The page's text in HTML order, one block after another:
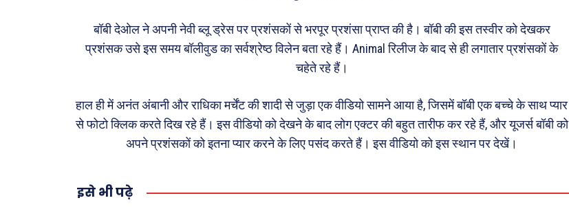
Tech
Laptops
स्वास्थ्य
क़ायदे क़ानून जानकारी
कैरियर और शिक्षा
बॉबी देओल ने अपनी नेवी ब्लू ड्रेस पर प्रशंसकों से भरपूर प्रशंसा प्राप्त की है। बॉबी की इस तस्वीर को देखकर
प्रशंसक उसे इस समय बॉलीवुड का सर्वश्रेष्ठ विलेन बता रहे हैं। Animal रिलीज के बाद से ही लगातार प्रशंसकों के
चहेते रहे हैं।
हाल ही में अनंत अंबानी और राधिका मर्चेंट की शादी से जुड़ा एक वीडियो सामने आया है, जिसमें बॉबी एक बच्चे के साथ प्यार
से फोटो क्लिक करते दिख रहे हैं। इस वीडियो को देखने के बाद लोग एक्टर की बहुत तारीफ कर रहे हैं, और यूजर्स बॉबी को
अपने प्रशंसकों को इतना प्यार करने के लिए पसंद करते हैं। इस वीडियो को इस स्थान पर देखें।
इसे भी पढ़े